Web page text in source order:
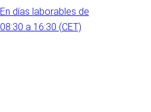
En días laborables de
08:30 a 16:30 (CET)